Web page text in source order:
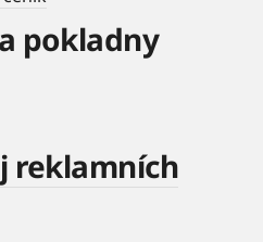
pokladny
reklamních